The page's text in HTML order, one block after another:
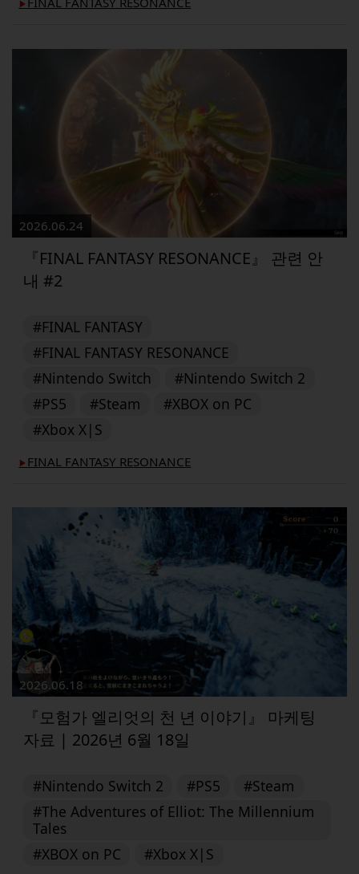
▶︎
2026.06.24
『FINAL FANTASY RESONANCE』 관련 안
내 #2
#FINAL FANTASY
#FINAL FANTASY RESONANCE
#Nintendo Switch
#Nintendo Switch 2
#PS5
#Steam
#XBOX on PC
#Xbox X|S
▶︎ FINAL FANTASY RESONANCE
2026.06.18
『모험가 엘리엇의 천 년 이야기』 마케팅
자료 | 2026년 6월 18일
#Nintendo Switch 2 #PS5
#Steam
#The Adventures of Elliot: The Millennium
Tales
#XBOX on PC
#Xbox X|S